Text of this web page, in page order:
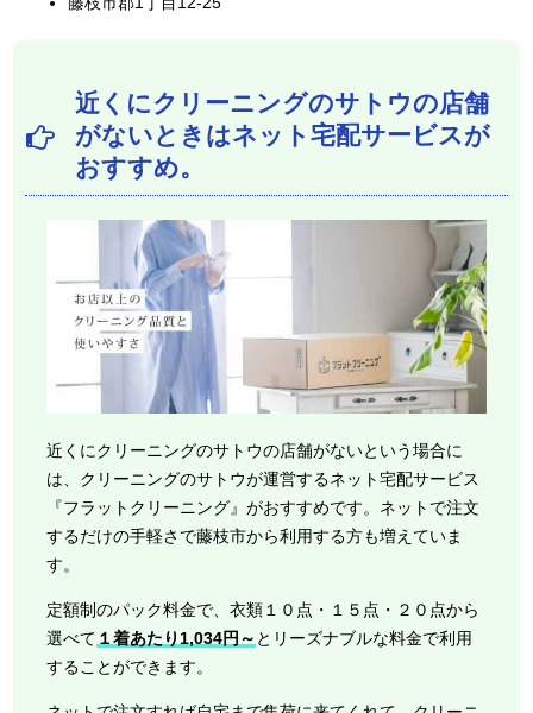
近くにクリーニングのサトウの店舗
がないときはネット宅配サービスが
おすすめ。
近くにクリーニングのサトウの店舗がないという場合に
は、クリーニングのサトウが運営するネット宅配サービス
『フラットクリーニング』がおすすめです。ネットで注文
するだけの手軽さで藤枝市から利用する方も増えていま
す。
定額制のパック料金で、衣類１０点・１５点・２０点から
選べて １着あたり1,034円～ とリーズナブルな料金で利用
することができます。